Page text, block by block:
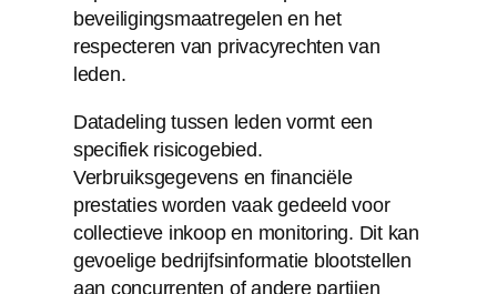
beveiligingsmaatregelen en het
respecteren van privacyrechten van
leden.
Datadeling tussen leden vormt een
specifiek risicogebied.
Verbruiksgegevens en financiële
prestaties worden vaak gedeeld voor
collectieve inkoop en monitoring. Dit kan
gevoelige bedrijfsinformatie blootstellen
aan concurrenten of andere partijen